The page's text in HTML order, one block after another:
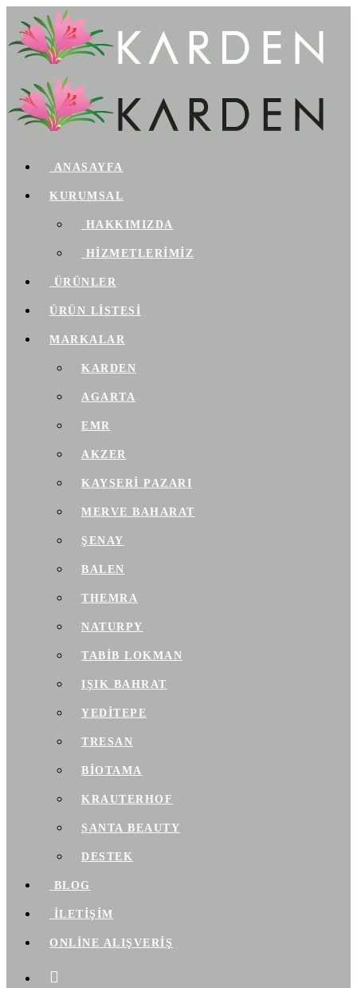
ANASAYFA
KURUMSAL
HAKKIMIZDA
HİZMETLERİMİZ
ÜRÜNLER
ÜRÜN LİSTESİ
MARKALAR
KARDEN
AGARTA
EMR
AKZER
KAYSERI PAZARI
MERVE BAHARAT
ŞENAY
BALEN
THEMRA
NATURPY
TABIB LOKMAN
IŞIK BAHRAT
YEDITEPE
TRESAN
BIOTAMA
KRAUTERHOF
SANTA BEAUTY
DESTEK
BLOG
İLETİŞİM
ONLİNE ALIŞVERİŞ